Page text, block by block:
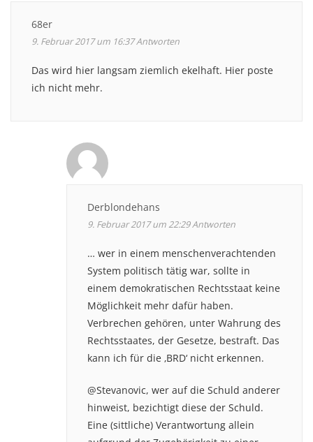
68er
9. Februar 2017 um 16:37Antworten
Das wird hier langsam ziemlich ekelhaft. Hier poste
ich nicht mehr.
Derblondehans
9. Februar 2017 um 22:29Antworten
… wer in einem menschenverachtenden
System politisch tätig war, sollte in
einem demokratischen Rechtsstaat keine
Möglichkeit mehr dafür haben.
Verbrechen gehören, unter Wahrung des
Rechtsstaates, der Gesetze, bestraft. Das
kann ich für die ‚BRD‘ nicht erkennen.
@Stevanovic, wer auf die Schuld anderer
hinweist, bezichtigt diese der Schuld.
Eine (sittliche) Verantwortung allein